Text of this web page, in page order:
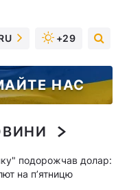
+29
НАС
подорожчав долар:
на п’ятницю